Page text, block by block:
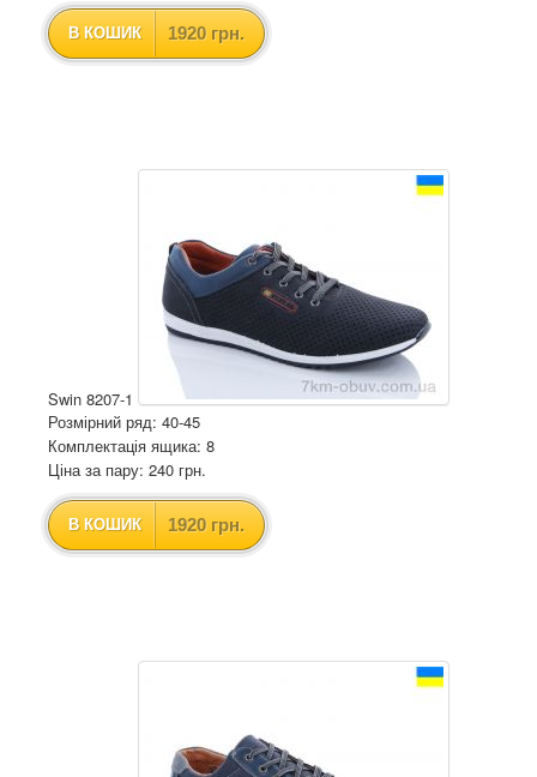
В КОШИК 1920 грн.
Swin 8207-1
Розмірний ряд: 40-45
Комплектація ящика: 8
Ціна за пару: 240 грн.
В КОШИК 1920 грн.